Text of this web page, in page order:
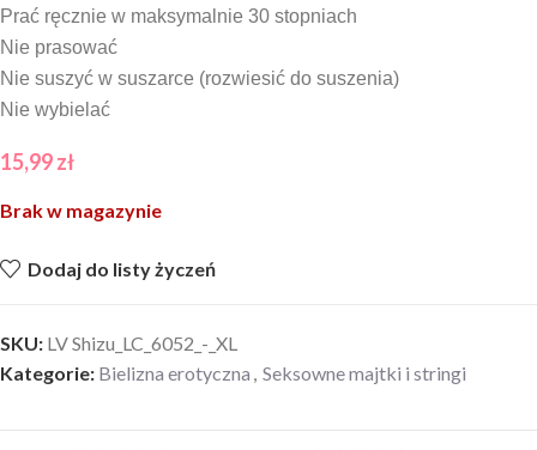
Prać ręcznie w maksymalnie 30 stopniach
Nie prasować
Nie suszyć w suszarce (rozwiesić do suszenia)
Nie wybielać
15,99zł
Brak w magazynie
Dodaj do listy życzeń
SKU: LV Shizu_LC_6052_-_XL
Kategorie: Bielizna erotyczna , Seksowne majtki i stringi